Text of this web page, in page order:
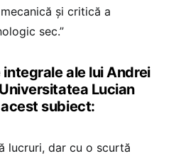
și critică a
sec.”
ale lui Andrei
Lucian
subiect:
lucruri, dar cu o scurtă